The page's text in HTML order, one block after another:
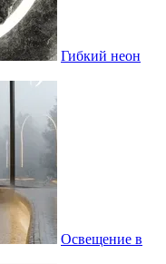
Гибкий неон
Освещение в